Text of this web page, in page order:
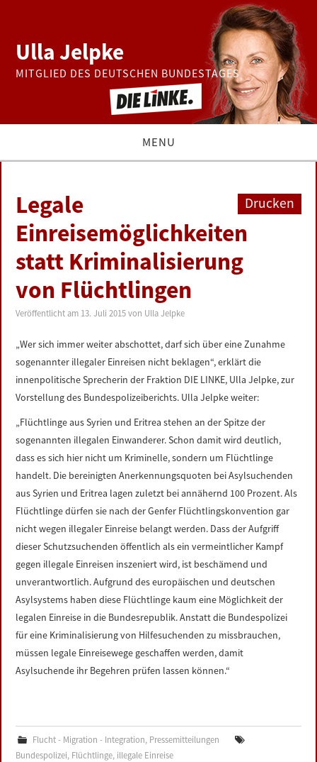
Ulla Jelpke
MITGLIED DES DEUTSCHEN BUNDESTAGES
MENU
BUNDESTAG
PRESSE
ZUR PERSON
DATENSCHUTZERKLÄRUNG
IMPRESSUM
Drucken
Legale
Einreisemöglichkeiten
statt Kriminalisierung
von Flüchtlingen
Veröffentlicht am 13. Juli 2015 von Ulla Jelpke
„Wer sich immer weiter abschottet, darf sich über eine Zunahme
sogenannter illegaler Einreisen nicht beklagen“, erklärt die
innenpolitische Sprecherin der Fraktion DIE LINKE, Ulla Jelpke, zur
Vorstellung des Bundespolizeiberichts. Ulla Jelpke weiter:
„Flüchtlinge aus Syrien und Eritrea stehen an der Spitze der
sogenannten illegalen Einwanderer. Schon damit wird deutlich,
dass es sich hier nicht um Kriminelle, sondern um Flüchtlinge
handelt. Die bereinigten Anerkennungsquoten bei Asylsuchenden
aus Syrien und Eritrea lagen zuletzt bei annähernd 100 Prozent. Als
Flüchtlinge dürfen sie nach der Genfer Flüchtlingskonvention gar
nicht wegen illegaler Einreise belangt werden. Dass der Aufgriff
dieser Schutzsuchenden öffentlich als ein vermeintlicher Kampf
gegen illegale Einreisen inszeniert wird, ist beschämend und
unverantwortlich. Aufgrund des europäischen und deutschen
Asylsystems haben diese Flüchtlinge kaum eine Möglichkeit der
legalen Einreise in die Bundesrepublik. Anstatt die Bundespolizei
für eine Kriminalisierung von Hilfesuchenden zu missbrauchen,
müssen legale Einreisewege geschaffen werden, damit
Asylsuchende ihr Begehren prüfen lassen können.“
Flucht - Migration - Integration, Pressemitteilungen
Bundespolizei, Flüchtlinge, illegale Einreise